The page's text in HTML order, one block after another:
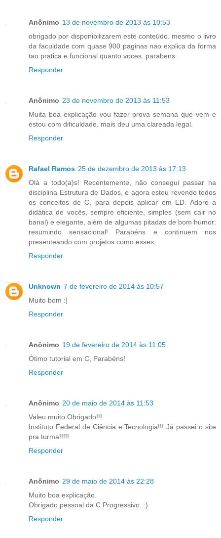
Anônimo 13 de novembro de 2013 às 10:53
obrigado por disponibilizarem este conteúdo. mesmo o livro
da faculdade com quase 900 paginas nao explica da forma
tao pratica e funcional quanto voces. parabens
Responder
Anônimo 23 de novembro de 2013 às 11:53
Muita boa explicação vou fazer prova semana que vem e
estou com dificuldade, mais deu uma clareada legal.
Responder
Rafael Ramos 25 de dezembro de 2013 às 17:13
Olá a todo(a)s! Recentemente, não consegui passar na
disciplina Estrutura de Dados, e agora estou revendo todos
os conceitos de C, para depois aplicar em ED. Adoro a
didática de vocês, sempre eficiente, simples (sem cair no
banal) e elegante, além de algumas pitadas de bom humor:
resumindo sensacional! Parabéns e continuem nos
presenteando com projetos como esses.
Responder
Unknown 7 de fevereiro de 2014 às 10:57
Muito bom :]
Responder
Anônimo 19 de fevereiro de 2014 às 11:05
Ótimo tutorial em C, Parabéns!
Responder
Anônimo 20 de maio de 2014 às 11:53
Valeu muito Obrigado!!!
Instituto Federal de Ciência e Tecnologia!!! Já passei o site
pra turma!!!!!
Responder
Anônimo 29 de maio de 2014 às 22:28
Muito boa explicação.
Obrigado pessoal da C Progressivo. :)
Responder